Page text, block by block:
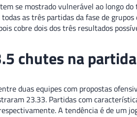
se mostrado vulnerável ao longo
as três partidas da fase de
cobre dois dos três resultados
chutes na partida
duas equipes com propostas
23.33. Partidas com
A tendência é de um